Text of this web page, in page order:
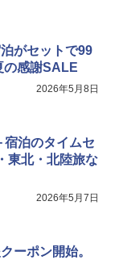
がセットで99
の感謝SALE
2026年5月8日
泊のタイムセ
東北・北陸旅な
2026年5月7日
ーポン開始。